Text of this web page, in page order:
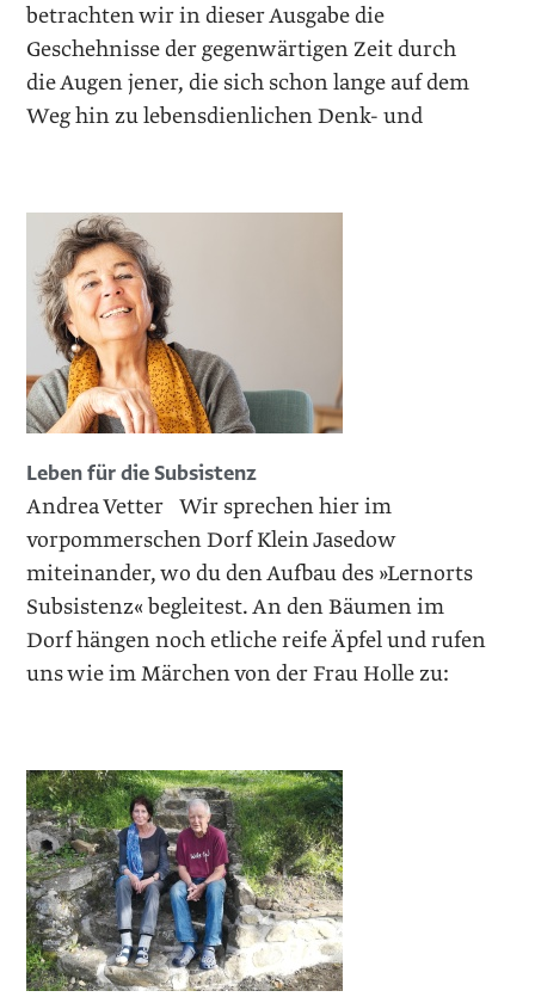
betrachten wir in dieser Ausgabe die
Geschehnisse der gegenwärtigen Zeit durch
die Augen jener, die sich schon lange auf dem
Weg hin zu lebensdienlichen Denk- und
Leben für die Subsistenz
Andrea Vetter Wir sprechen hier im
vorpommerschen Dorf Klein Jasedow
miteinander, wo du den Aufbau des »Lernorts
Subsistenz« begleitest. An den Bäumen im
Dorf hängen noch etliche reife Äpfel und rufen
uns wie im Märchen von der Frau Holle zu: